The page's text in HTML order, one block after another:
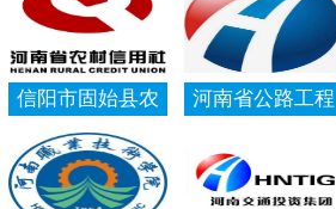
信阳市固始县农
村信用社资产清
查审计
河南省公路工程